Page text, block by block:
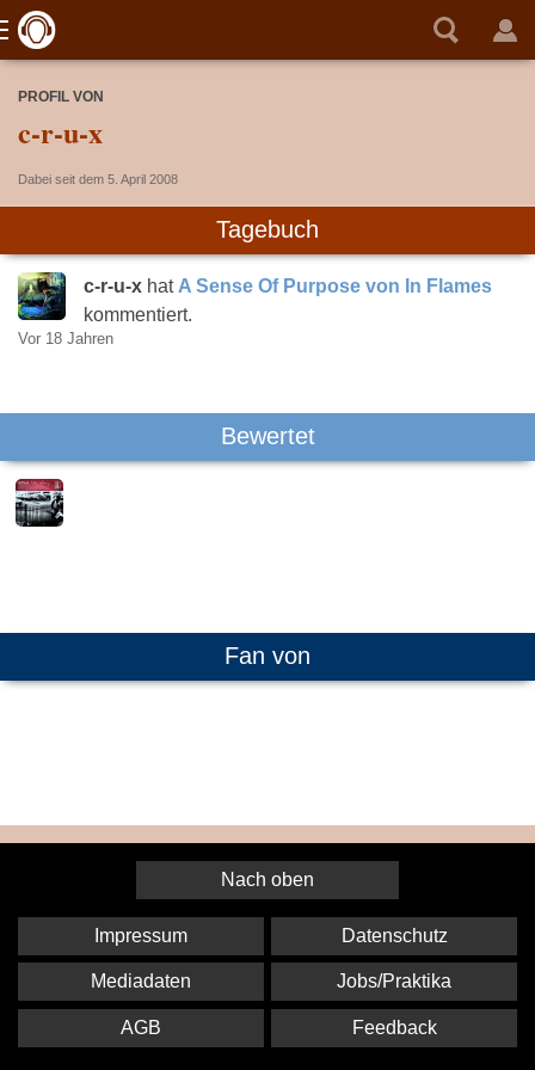
PROFIL VON
c-r-u-x
Dabei seit dem 5. April 2008
Tagebuch
c-r-u-x hat A Sense Of Purpose von In Flames
kommentiert.
Vor 18 Jahren
Bewertet
Fan von
Nach oben
Impressum Datenschutz
Mediadaten Jobs/Praktika
AGB Feedback